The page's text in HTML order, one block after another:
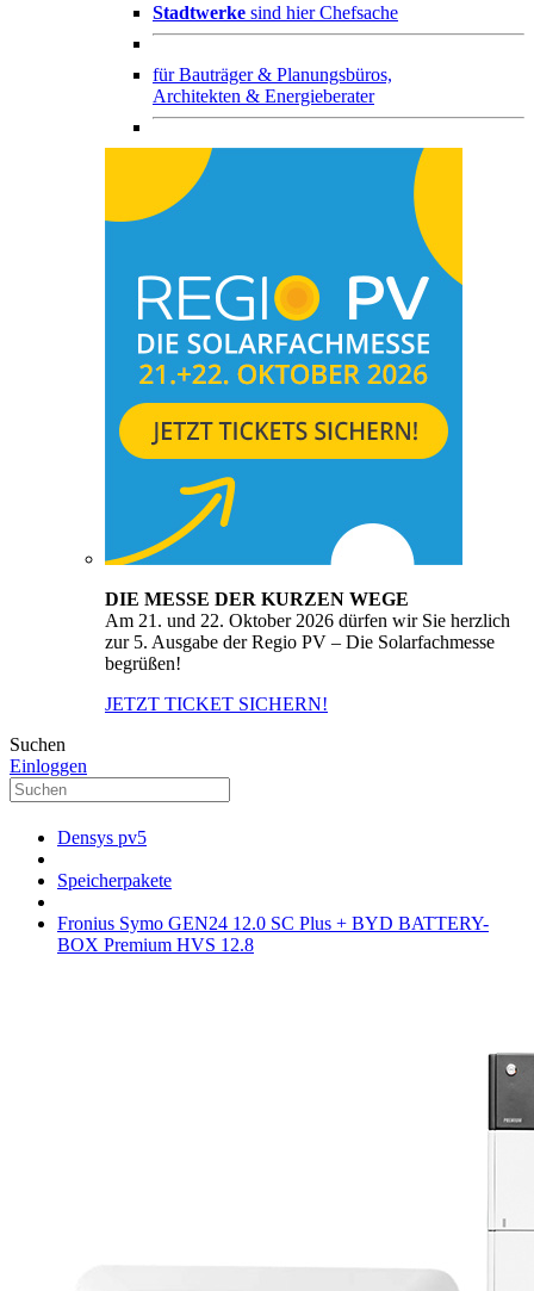
Stadtwerke sind hier Chefsache
fürBauträger & Planungsbüros,
Architekten & Energieberater
DIE MESSE DER KURZEN WEGE
Am 21. und 22. Oktober 2026 dürfen wir Sie herzlich
zur 5. Ausgabe der Regio PV – Die Solarfachmesse
begrüßen!
JETZT TICKET SICHERN!
Suchen
Einloggen
Densys pv5
Speicherpakete
Fronius Symo GEN24 12.0 SC Plus + BYD BATTERY-
BOX Premium HVS 12.8